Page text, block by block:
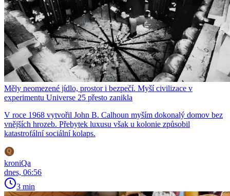
Měly neomezené jídlo, prostor i bezpečí. Myší civilizace v
experimentu Universe 25 přesto zanikla
V roce 1968 vytvořil John B. Calhoun myším dokonalý domov bez
vnějších hrozeb. Přebytek luxusu však u kolonie způsobil
katastrofální sociální kolaps.
kroniQa
dnes, 06:56
3 min